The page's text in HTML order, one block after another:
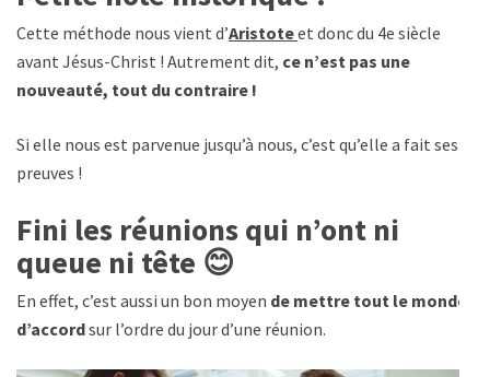
Cette méthode nous vient d’Aristoteet donc du 4e siècle
avant Jésus-Christ ! Autrement dit, ce n’est pas une
nouveauté, tout du contraire !
Si elle nous est parvenue jusqu’à nous, c’est qu’elle a fait ses
preuves !
Fini les réunions qui n’ont ni
queue ni tête 😊
En effet, c’est aussi un bon moyen de mettre tout le monde
d’accordsur l’ordre du jour d’une réunion.